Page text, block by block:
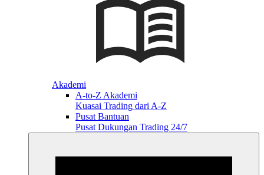
Akademi
A-to-Z Akademi
Kuasai Trading dari A-Z
Pusat Bantuan
Pusat Dukungan Trading 24/7